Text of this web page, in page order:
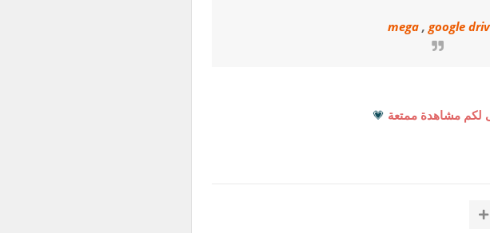
mega, google
لكم مشاهدة ممتعة 💗